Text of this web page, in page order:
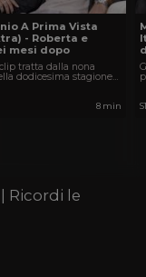
A Prima Vista
- Roberta e
mesi dopo
tratta dalla nona
dodicesima stagione
8 min
Ricordi le